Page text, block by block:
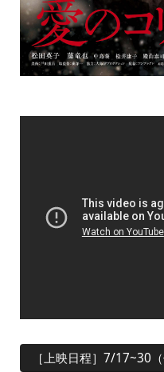
［上映日程］7/17~30